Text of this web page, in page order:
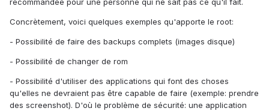
recommandée pour une personne qui ne sait pas ce qu'il fait.
Concrètement, voici quelques exemples qu'apporte le root:
- Possibilité de faire des backups complets (images disque)
- Possibilité de changer de rom
- Possibilité d'utiliser des applications qui font des choses
qu'elles ne devraient pas être capable de faire (exemple: prendre
des screenshot). D'où le problème de sécurité: une application